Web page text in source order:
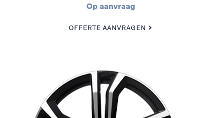
Op aanvraag
OFFERTE AANVRAGEN